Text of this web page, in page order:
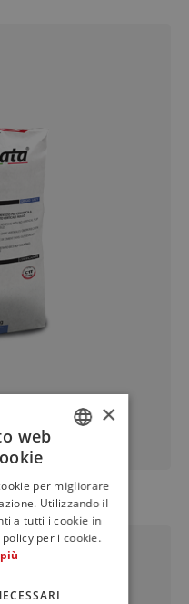
ENGLISH
FRENCH
×
web
per migliorare
Utilizzando il
a tutti i cookie in
per i cookie.